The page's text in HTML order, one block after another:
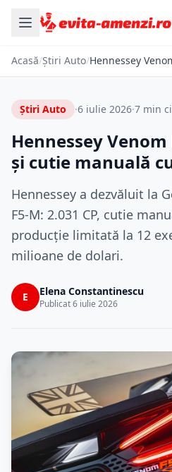
Acasă/Știri Auto/
Știri Auto ·6 iulie 2026·7 min
Hennessey Venom
și cutie manuală
Hennessey a dezvăluit la
F5-M: 2.031 CP, cutie
producție limitată la 12
milioane de dolari.
E Elena Constantinescu
Publicat 6 iulie 2026